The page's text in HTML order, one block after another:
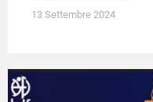
13 Settembre 2024